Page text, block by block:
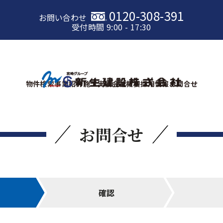
お問い合わせ 0120-308-391
受付時間 9:00 - 17:30
物件検索事業紹介施工実績会社概要採用情報お問合せ
お問合せ
確認